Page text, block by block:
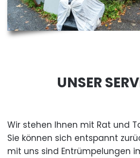
UNSER
Wir stehen Ihnen mit Rat und
Sie können sich entspannt
mit uns sind Entrümpelungen